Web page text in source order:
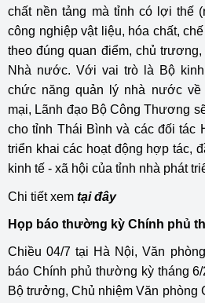
chất nền tảng mà tỉnh có lợi thế
công nghiệp vật liệu, hóa chất,
theo đúng quan điểm, chủ
Nhà nước. Với vai trò là Bộ
chức năng quản lý nhà nước về
mại, Lãnh đạo Bộ Công Thương
cho tỉnh Thái Bình và các đối tác
triển khai các hoạt động hợp tác,
kinh tế - xã hội của tỉnh nhà phát
Chi tiết xem tại đây
Họp báo thường kỳ Chính phủ
Chiều 04/7 tại Hà Nội, Văn
báo Chính phủ thường kỳ tháng
Bộ trưởng, Chủ nhiệm Văn phòng